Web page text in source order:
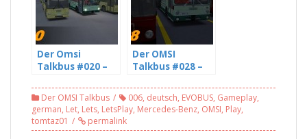
Der Omsi
Talkbus #020 –
Youtube
Community mit
sciviLP (5/5) [HD]
Der OMSI
Talkbus #028 –
strikes nothing –
mit Niels (3/5)
Der OMSI Talkbus 006, deutsch, EVOBUS, Gameplay,
german, Let, Lets, LetsPlay, Mercedes-Benz, OMSI, Play,
tomtaz01
permalink